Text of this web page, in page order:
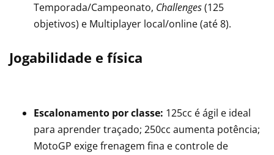
Temporada/Campeonato, Challenges(125
objetivos) e Multiplayer local/online (até 8).
Jogabilidade e física
Escalonamento por classe: 125cc é ágil e ideal
para aprender traçado; 250cc aumenta potência;
MotoGP exige frenagem fina e controle de